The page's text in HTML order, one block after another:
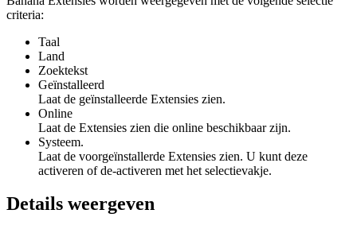
criteria:
Taal
Land
Zoektekst
Geïnstalleerd
Laat de geïnstalleerde Extensies zien.
Online
Laat de Extensies zien die online beschikbaar zijn.
Systeem.
Laat de voorgeïnstallerde Extensies zien. U kunt deze
activeren of de-activeren met het selectievakje.
Details weergeven